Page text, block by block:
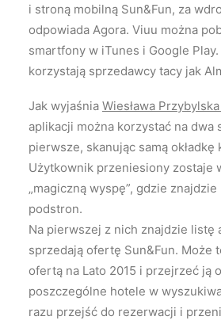
i stroną mobilną Sun&Fun, za
odpowiada Agora. Viuu można
smartfony w iTunes i Google
korzystają sprzedawcy tacy jak
Jak wyjaśnia Wiesława
aplikacji można korzystać na dwa
pierwsze, skanując samą okładkę
Użytkownik przeniesiony zostaje
„magiczną wyspę”, gdzie
podstron.
Na pierwszej z nich znajdzie listę
sprzedają ofertę Sun&Fun. Może
ofertą na Lato 2015 i przejrzeć ją
poszczególne hotele w
razu przejść do rezerwacji i